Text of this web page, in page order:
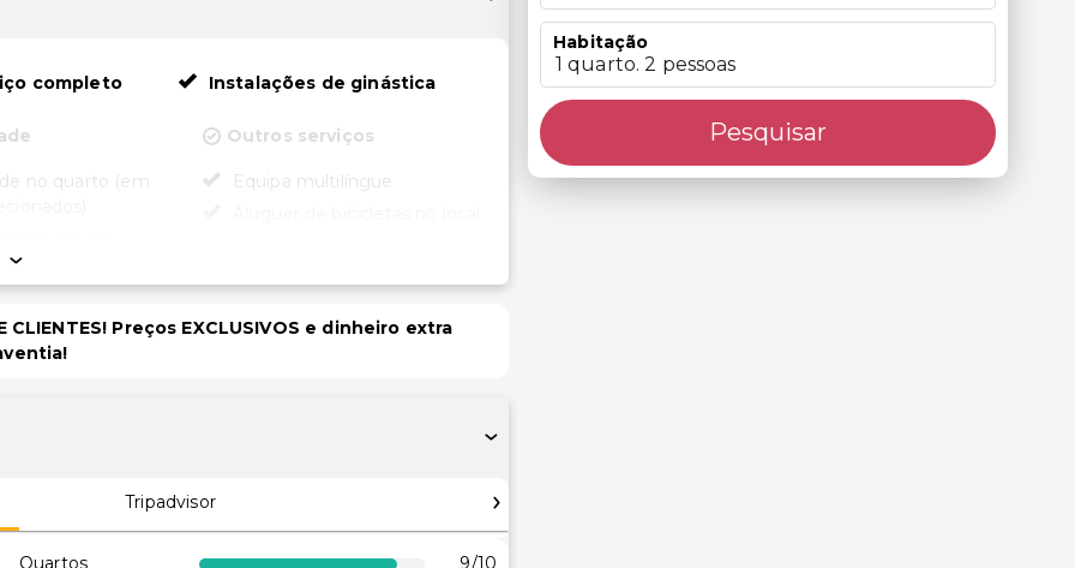
completo Instalações de ginástica
no quarto (em
acessível
rodas
acessível para
Outros serviços
Equipa multilíngue
CLIENTES! Preços EXCLUSIVOS e dinheiro extra
Tripadvisor
Quartos 9/10
Habitação
1 quarto. 2 pessoas
Pesquisar